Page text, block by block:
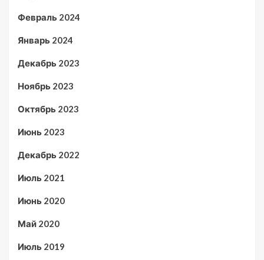
Февраль 2024
Январь 2024
Декабрь 2023
Ноябрь 2023
Октябрь 2023
Июнь 2023
Декабрь 2022
Июль 2021
Июнь 2020
Май 2020
Июль 2019